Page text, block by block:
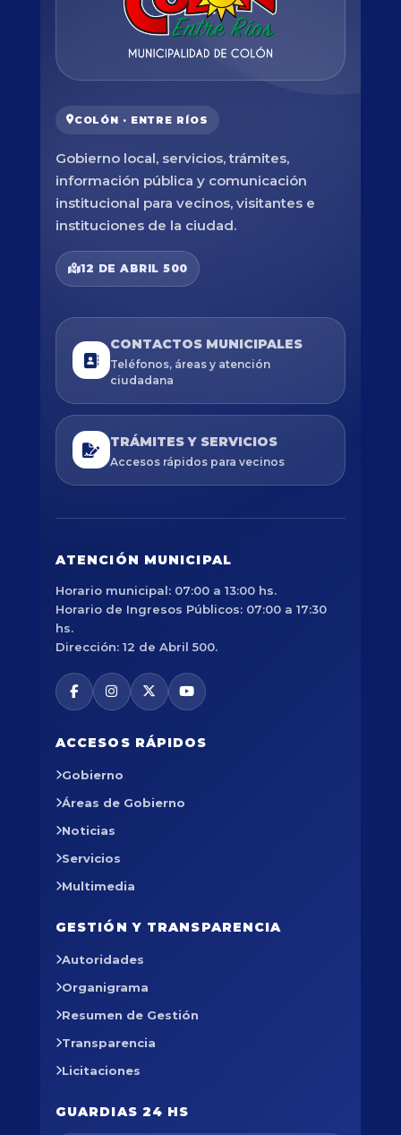
COLÓN · ENTRE RÍOS
Gobierno local, servicios, trámites,
información pública y comunicación
institucional para vecinos, visitantes e
instituciones de la ciudad.
12 DE ABRIL 500
CONTACTOS MUNICIPALES
Teléfonos, áreas y atención
ciudadana
TRÁMITES Y SERVICIOS
Accesos rápidos para vecinos
ATENCIÓN MUNICIPAL
Horario municipal: 07:00 a 13:00 hs.
Horario de Ingresos Públicos: 07:00 a 17:30
hs.
Dirección: 12 de Abril 500.
ACCESOS RÁPIDOS
Gobierno
Áreas de Gobierno
Noticias
Servicios
Multimedia
GESTIÓN Y TRANSPARENCIA
Autoridades
Organigrama
Resumen de Gestión
Transparencia
Licitaciones
GUARDIAS 24 HS